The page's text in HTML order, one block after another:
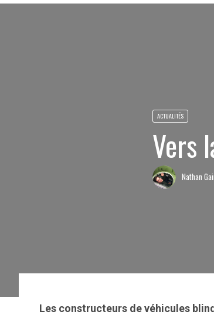
ACTUALITÉS
Vers
Nathan
Les constructeurs de véhicules